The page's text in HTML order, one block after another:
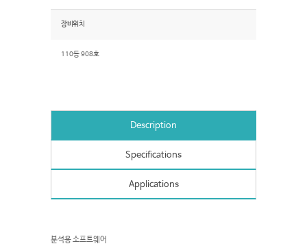
장비위치
110동 908호
Description
Specifications
Applications
분석용 소프트웨어